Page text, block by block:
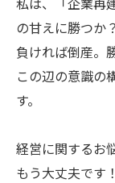
の甘えに勝つか
負ければ倒産。
この辺の意識の
す。
経営に関するお
もう大丈夫です！